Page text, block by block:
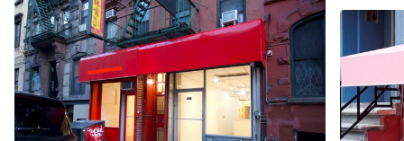
Toiletten
Tuin
Verwarming
Water Access